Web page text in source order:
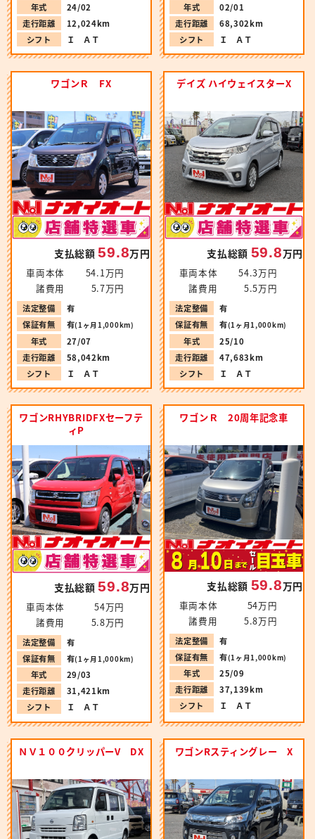
年式
24/02
走行距離
12,024km
シフト
Ｉ ＡＴ
年式
02/01
走行距離
68,302km
シフト
Ｉ ＡＴ
ワゴンＲ FX
支払総額59.8万円
車両本体
54.1万円
諸費用
5.7万円
法定整備
有
保証有無
有(1ヶ月1,000km)
年式
27/07
走行距離
58,042km
シフト
Ｉ ＡＴ
デイズ ハイウェイスターX
支払総額 59.8万円
車両本体
54.3万円
諸費用
5.5万円
法定整備
有
保証有無
有(1ヶ月1,000km)
年式
25/10
走行距離
47,683km
シフト
Ｉ ＡＴ
ワゴンRHYBRIDFXセーフテ
ィP
支払総額59.8万円
車両本体
54万円
諸費用
5.8万円
法定整備
有
保証有無
有(1ヶ月1,000km)
年式
29/03
走行距離
31,421km
シフト
Ｉ ＡＴ
ワゴンＲ 20周年記念車
支払総額 59.8万円
車両本体
54万円
諸費用
5.8万円
法定整備
有
保証有無
有(1ヶ月1,000km)
年式
25/09
走行距離
37,139km
シフト
Ｉ ＡＴ
ＮＶ１００クリッパーV DX ワゴンRスティングレー X